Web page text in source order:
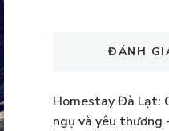
ĐÁNH
Homestay Đà Lạt:
ngụ và yêu thương